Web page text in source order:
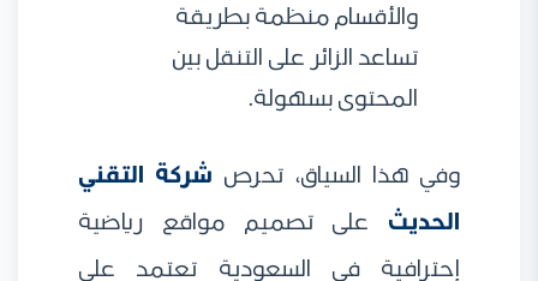
والأقسام منظمة بطريقة
تساعد الزائر على التنقل بين
المحتوى بسهولة.
وفي هذا السياق، تحرص شركة التقني
الحديث على تصميم مواقع رياضية
إحترافية في السعودية تعتمد على